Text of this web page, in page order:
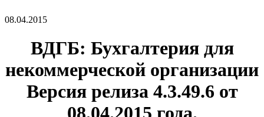
08.04.2015
ВДГБ: Бухгалтерия для
некоммерческой организации
Версия релиза 4.3.49.6 от